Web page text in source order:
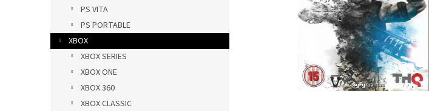
l
PS VITA
PS PORTABLE
XBOX
XBOX SERIES
XBOX ONE
XBOX 360
XBOX CLASSIC